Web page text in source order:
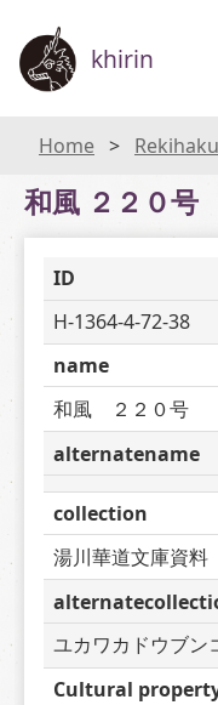
khirin
Home Rekihaku Collection
和風 ２２０号
ID
H-1364-4-72-38
name
和風　２２０号
alternatename
collection
湯川華道文庫資料
ユカワカドウブン
Cultural